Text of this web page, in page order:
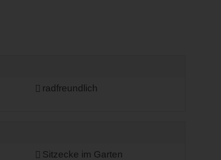
radfreundlich
Sitzecke im Garten